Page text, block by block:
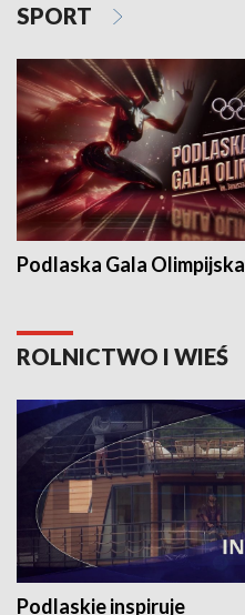
SPORT
Podlaska Gala Olimpijska
ROLNICTWO I WIEŚ
Podlaskie inspiruje